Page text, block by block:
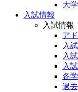
大
入試情報
入試情報
ア
入
入
入
各
過